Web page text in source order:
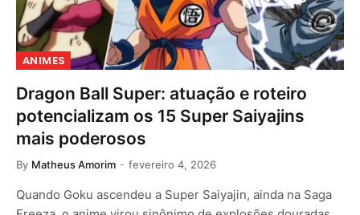
ANIMES
Dragon Ball Super: atuação e roteiro
potencializam os 15 Super Saiyajins
mais poderosos
By Matheus Amorim fevereiro 4, 2026
Quando Goku ascendeu a Super Saiyajin, ainda na Saga